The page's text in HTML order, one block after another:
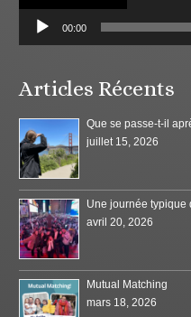
00:00
Articles Récents
Que se passe-t-il
juillet 15, 2026
Une journée typique
avril 20, 2026
Mutual Matching
mars 18, 2026